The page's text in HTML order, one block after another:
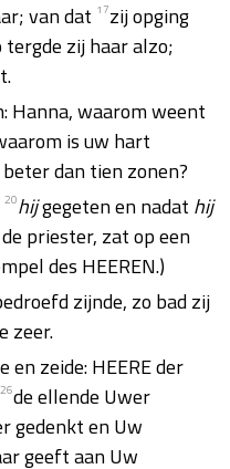
van dat 17zij opging
tergde zij haar alzo;
Hanna, waarom weent
is uw hart
dan tien zonen?
20hijgegeten en nadat hij
priester, zat op een
des HEEREN.)
zijnde, zo bad zij
zeer.
zeide: HEERE der
26de ellende Uwer
gedenkt en Uw
geeft aan Uw